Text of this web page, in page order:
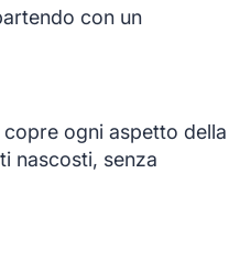
con un
ogni aspetto della
nascosti, senza